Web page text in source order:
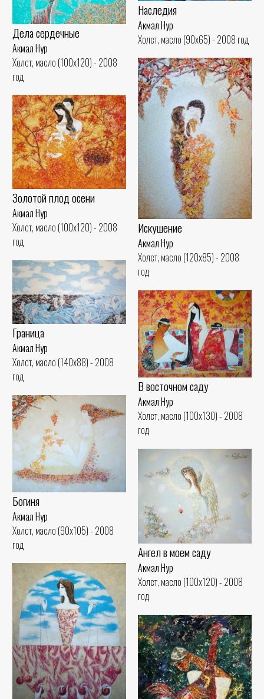
Наследия
Акмал Нур
Холст, масло (90x65) - 2008 год
Дела сердечные
Акмал Нур
Холст, масло (100x120) - 2008
год
Искушение
Акмал Нур
Холст, масло (120x85) - 2008
год
Золотой плод осени
Акмал Нур
Холст, масло (100x120) - 2008
год
Граница
Акмал Нур
Холст, масло (140x88) - 2008
год
В восточном саду
Акмал Нур
Холст, масло (100x130) - 2008
год
Богиня
Акмал Нур
Холст, масло (90x105) - 2008
год
Ангел в моем саду
Акмал Нур
Холст, масло (100x120) - 2008
год